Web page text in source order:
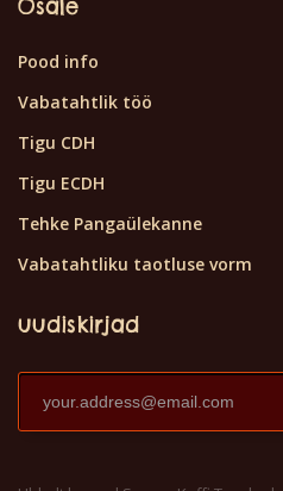
Osale
Pood info
Vabatahtlik töö
Tigu CDH
Tigu ECDH
Tehke Pangaülekanne
Vabatahtliku taotluse vorm
uudiskirjad